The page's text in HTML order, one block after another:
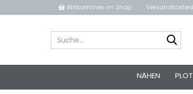
Willkommen im Shop
NÄHEN